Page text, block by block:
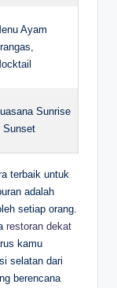
Ayam
Sunrise
Sunset
terbaik untuk
adalah
setiap orang.
restoran dekat
kamu
selatan dari
berencana